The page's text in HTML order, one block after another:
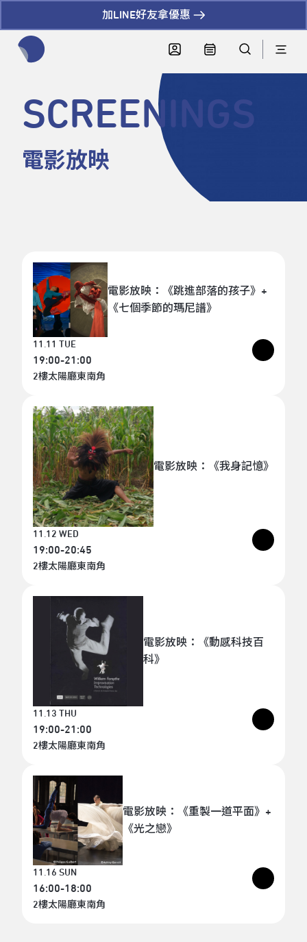
加LINE好友拿優惠
SCREENINGS
電影放映
電影放映：《跳進部落的孩子》+
《七個季節的瑪尼譜》
11.11 TUE
19:00-21:00
2樓太陽廳東南角
電影放映：《我身記憶》
11.12 WED
19:00-20:45
2樓太陽廳東南角
電影放映：《動感科技百
科》
11.13 THU
19:00-21:00
2樓太陽廳東南角
電影放映：《重製一道平面》+
《光之戀》
11.16 SUN
16:00-18:00
2樓太陽廳東南角